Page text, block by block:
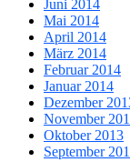
Juni 2014
Mai 2014
April 2014
März 2014
Februar 2014
Januar 2014
Dezember
November
Oktober 2013
September